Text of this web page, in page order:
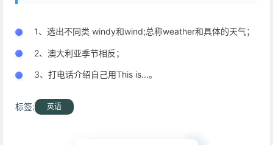
1、选出不同类 windy和wind;总称weather和具体的天气；
2、澳大利亚季节相反；
3、打电话介绍自己用This is...。
标签: 英语